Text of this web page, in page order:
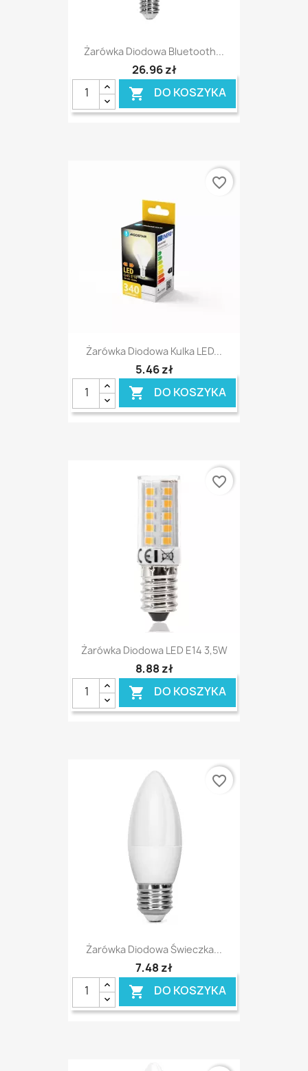
Żarówka Diodowa Bluetooth...
26,96 zł
 DO KOSZYKA
Żarówka Diodowa Kulka LED...
5,46 zł
 DO KOSZYKA
favorite_border
Żarówka Diodowa LED E14 3,5W
8,88 zł
 DO KOSZYKA
favorite_border
Żarówka Diodowa Świeczka...
7,48 zł
 DO KOSZYKA
favorite_border